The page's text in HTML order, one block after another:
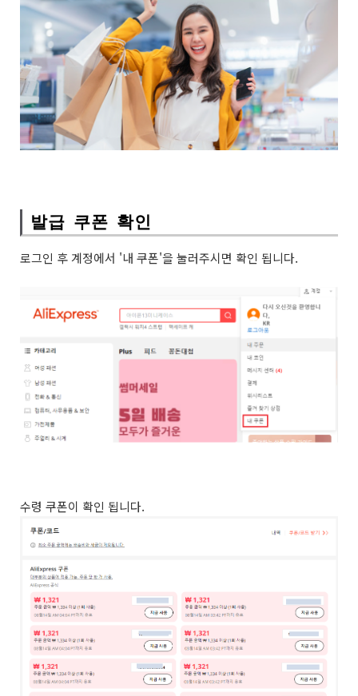
발급 쿠폰 확인
로그인 후 계정에서 '내 쿠폰'을 눌러주시면 확인 됩니다.
수령 쿠폰이 확인 됩니다.